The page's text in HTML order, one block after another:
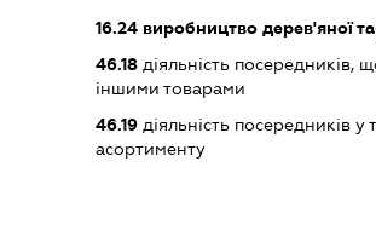
16.24виробництво дерев'яної
46.18діяльність посередників,
іншими товарами
46.19діяльність посередників
асортименту